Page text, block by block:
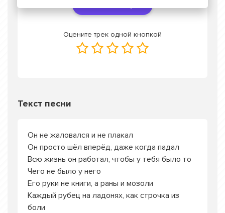
Оцените трек одной кнопкой
Текст песни
Он не жаловался и не плакал
Он просто шёл вперёд, даже когда падал
Всю жизнь он работал, чтобы у тебя было то
Чего не было у него
Его руки не книги, а раны и мозоли
Каждый рубец на ладонях, как строчка из
боли